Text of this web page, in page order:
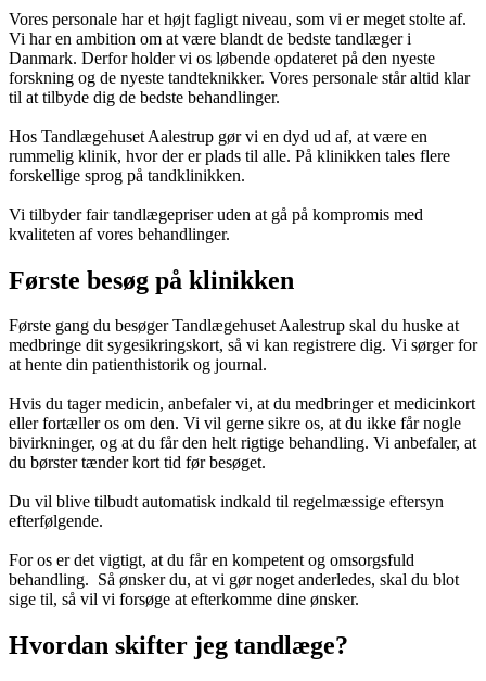
Vores personale har et højt fagligt niveau, som vi er meget stolte af.
Vi har en ambition om at være blandt de bedste tandlæger i
Danmark. Derfor holder vi os løbende opdateret på den nyeste
forskning og de nyeste tandteknikker. Vores personale står altid klar
til at tilbyde dig de bedste behandlinger.
Hos Tandlægehuset Aalestrup gør vi en dyd ud af, at være en
rummelig klinik, hvor der er plads til alle. På klinikken tales flere
forskellige sprog på tandklinikken.
Vi tilbyder fair tandlægepriser uden at gå på kompromis med
kvaliteten af vores behandlinger.
Første besøg på klinikken
Første gang du besøger Tandlægehuset Aalestrup skal du huske at
medbringe dit sygesikringskort, så vi kan registrere dig. Vi sørger for
at hente din patienthistorik og journal.
Hvis du tager medicin, anbefaler vi, at du medbringer et medicinkort
eller fortæller os om den. Vi vil gerne sikre os, at du ikke får nogle
bivirkninger, og at du får den helt rigtige behandling. Vi anbefaler, at
du børster tænder kort tid før besøget.
Du vil blive tilbudt automatisk indkald til regelmæssige eftersyn
efterfølgende.
For os er det vigtigt, at du får en kompetent og omsorgsfuld
behandling. Så ønsker du, at vi gør noget anderledes, skal du blot
sige til, så vil vi forsøge at efterkomme dine ønsker.
Hvordan skifter jeg tandlæge?